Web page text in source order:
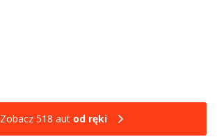
Zobacz 518 aut od ręki